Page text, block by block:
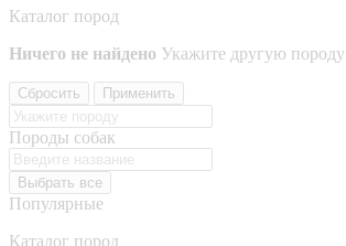
Каталог пород
Ничего не найдено Укажите другую породу
Сбросить Применить
Породы собак
Выбрать все
Популярные
Каталог пород